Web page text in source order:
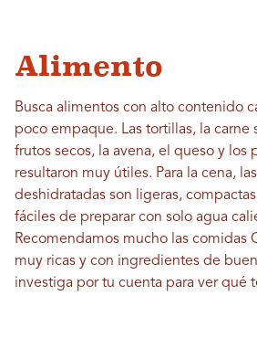
Alimento
Busca alimentos con alto contenido
poco empaque. Las tortillas, la carne
frutos secos, la avena, el queso y los
resultaron muy útiles. Para la cena,
deshidratadas son ligeras,
fáciles de preparar con solo agua
Recomendamos mucho las comidas
muy ricas y con ingredientes de
investiga por tu cuenta para ver qué